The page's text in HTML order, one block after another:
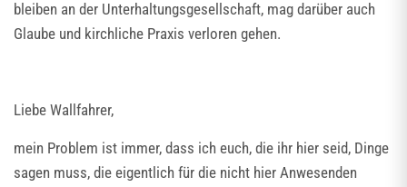
bleiben an der Unterhaltungsgesellschaft, mag darüber auch
Glaube und kirchliche Praxis verloren gehen.
Liebe Wallfahrer,
mein Problem ist immer, dass ich euch, die ihr hier seid, Dinge
sagen muss, die eigentlich für die nicht hier Anwesenden